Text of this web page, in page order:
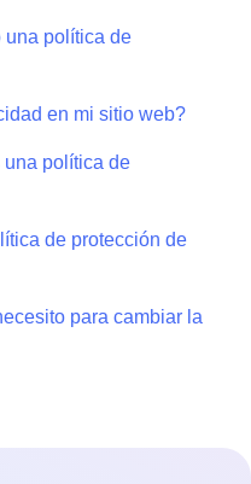
una política de
en mi sitio web?
política de
de protección de
para cambiar la